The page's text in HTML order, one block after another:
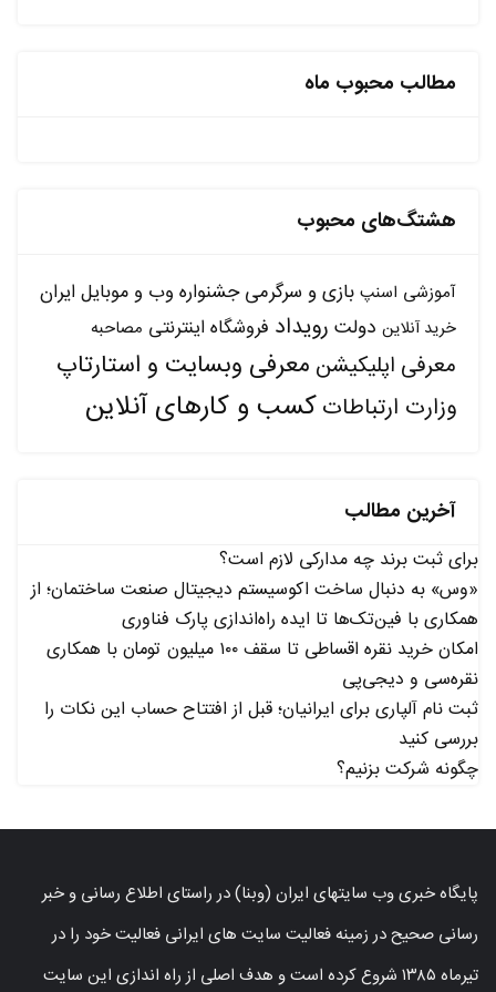
مطالب محبوب ماه
هشتگ‌های محبوب
آموزشی اسنپ بازی و سرگرمی جشنواره وب و موبایل ایران
خرید آنلاین دولت رویداد فروشگاه اینترنتی مصاحبه
معرفی اپلیکیشن معرفی وبسایت و استارتاپ
وزارت ارتباطاتکسب و کارهای آنلاین
آخرین مطالب
برای ثبت برند چه مدارکی لازم است؟
«وس» به دنبال ساخت اکوسیستم دیجیتال صنعت ساختمان؛ از
همکاری با فین‌تک‌ها تا ایده راه‌اندازی پارک فناوری
امکان خرید نقره اقساطی تا سقف ۱۰۰ میلیون تومان با همکاری
نقره‌سی و دیجی‌پی
ثبت نام آلپاری برای ایرانیان؛ قبل از افتتاح حساب این نکات را
بررسی کنید
چگونه شرکت بزنیم؟
پایگاه خبری وب سایتهای ایران (وبنا) در راستای اطلاع رسانی و خبر
رسانی صحیح در زمینه فعالیت سایت های ایرانی فعالیت خود را در
تیرماه ۱۳۸۵ شروع کرده است و هدف اصلی از راه اندازی این سایت